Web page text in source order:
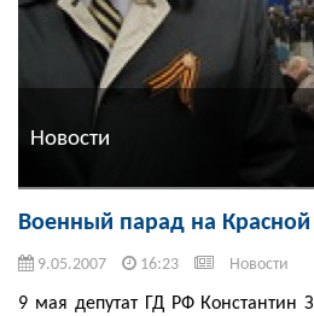
Новости
Военный парад на
9.05.2007 16:23 Новости
9 мая депутат ГД РФ Константин